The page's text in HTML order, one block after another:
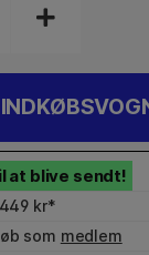
kr*
som medlem